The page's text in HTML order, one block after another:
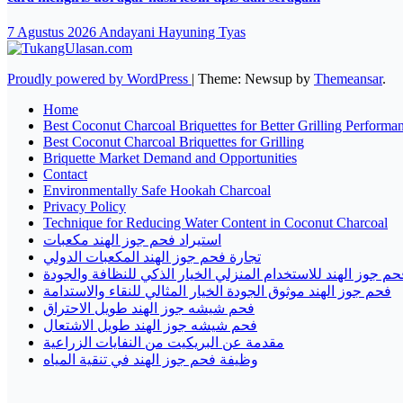
7 Agustus 2026 Andayani Hayuning Tyas
Proudly powered by WordPress | Theme: Newsup by Themeansar.
Home
Best Coconut Charcoal Briquettes for Better Grilling
Best Coconut Charcoal Briquettes for Grilling
Briquette Market Demand and Opportunities
Contact
Environmentally Safe Hookah Charcoal
Privacy Policy
Technique for Reducing Water Content in Coconut Charcoal
استيراد فحم جوز الهند مكعبات
تجارة فحم جوز الهند المكعبات الدولي
جوز الهند للاستخدام المنزلي الخيار الذكي للنظافة والجودة
فحم جوز الهند موثوق الجودة الخيار المثالي للنقاء والاستدامة
فحم شيشه جوز الهند طويل الاحتراق
فحم شيشه جوز الهند طويل الاشتعال
مقدمة عن البريكيت من النفايات الزراعية
وظيفة فحم جوز الهند في تنقية المياه